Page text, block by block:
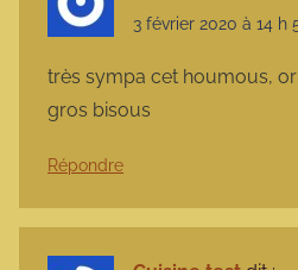
3 février 2020 à 14 h
très sympa cet houmous,
gros bisous
Répondre